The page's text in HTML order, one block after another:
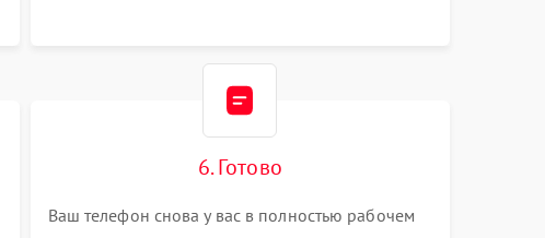
6. Готово
Ваш телефон снова у вас в полностью рабочем